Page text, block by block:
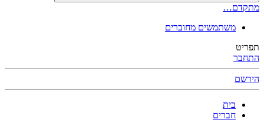
מתקדם…
משתמשים מחוברים
תפריט
התחבר
הירשם
בית
חברים